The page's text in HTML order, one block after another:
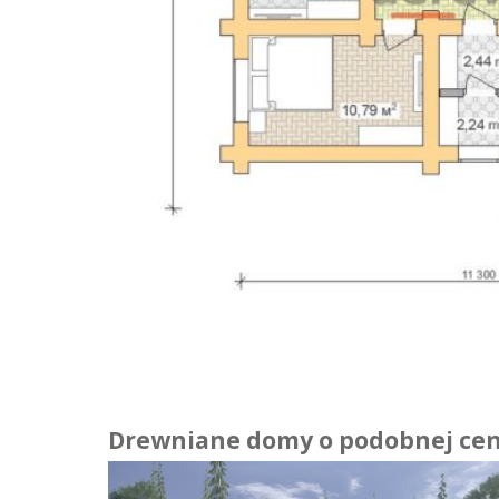
Drewniane domy o podobnej